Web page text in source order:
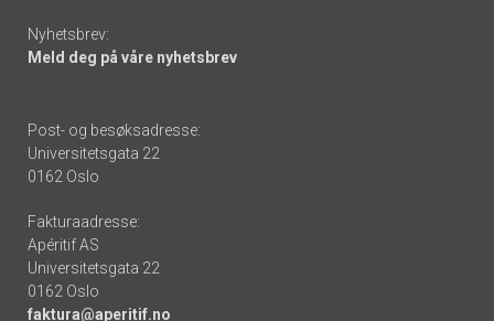
Nyhetsbrev:
Meld deg på våre nyhetsbrev
Post- og besøksadresse:
Universitetsgata 22
0162 Oslo
Fakturaadresse:
Apéritif AS
Universitetsgata 22
0162 Oslo
faktura@aperitif.no